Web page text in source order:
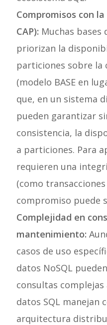
Compromisos con
CAP): Muchas bases
priorizan la
particiones sobre la
(modelo BASE en
que, en un sistema
pueden garantizar
consistencia, la
a particiones. Para
requieren una
(como
compromiso puede
Complejidad en
mantenimiento:
casos de uso
datos NoSQL
consultas complejas
datos SQL manejan
arquitectura